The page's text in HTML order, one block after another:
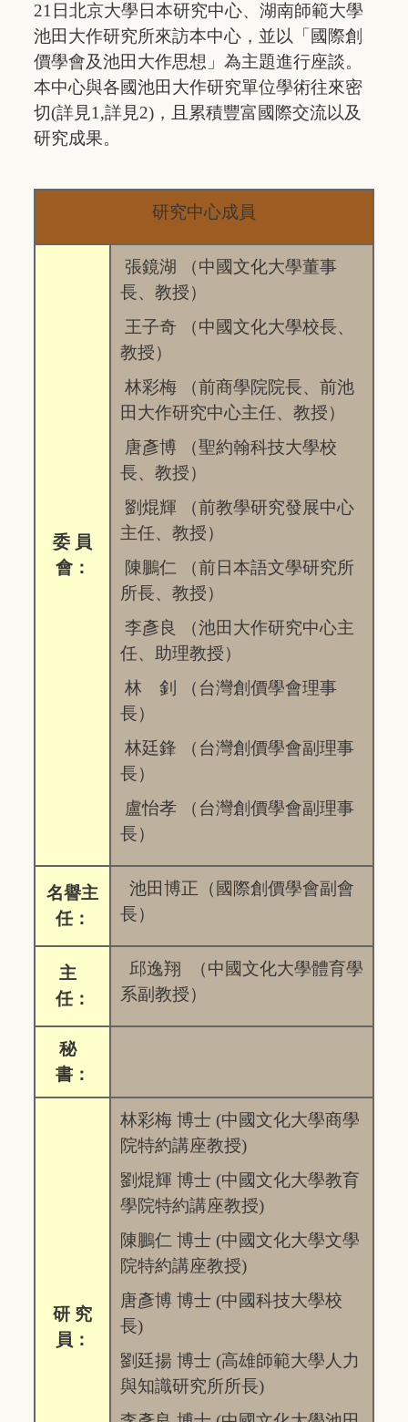
21日北京大學日本研究中心、湖南師範大學
池田大作研究所來訪本中心，並以「國際創
價學會及池田大作思想」為主題進行座談。
本中心與各國池田大作研究單位學術往來密
切(詳見1,詳見2)，且累積豐富國際交流以及
研究成果。
研究中心成員
委 員
會：
張鏡湖 （中國文化大學董事
長、教授）
王子奇 （中國文化大學校長、
教授）
林彩梅 （前商學院院長、前池
田大作研究中心主任、教授）
唐彥博 （聖約翰科技大學校
長、教授）
劉焜輝 （前教學研究發展中心
主任、教授）
陳鵬仁 （前日本語文學研究所
所長、教授）
李彥良 （池田大作研究中心主
任、助理教授）
林 釗 （台灣創價學會理事
長）
林廷鋒 （台灣創價學會副理事
長）
盧怡孝 （台灣創價學會副理事
長）
名譽主
任：
池田博正（國際創價學會副會
長）
主
任：
邱逸翔 （中國文化大學體育學
系副教授）
秘
書：
研 究
員：
林彩梅 博士 (中國文化大學商學
院特約講座教授)
劉焜輝 博士 (中國文化大學教育
學院特約講座教授)
陳鵬仁 博士 (中國文化大學文學
院特約講座教授)
唐彥博 博士 (中國科技大學校
長)
劉廷揚 博士 (高雄師範大學人力
與知識研究所所長)